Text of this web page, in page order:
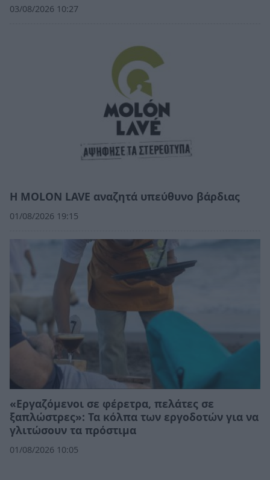
03/08/2026 10:27
Η MOLON LAVE αναζητά υπεύθυνο βάρδιας
01/08/2026 19:15
«Εργαζόμενοι σε φέρετρα, πελάτες σε
ξαπλώστρες»: Τα κόλπα των εργοδοτών για να
γλιτώσουν τα πρόστιμα
01/08/2026 10:05